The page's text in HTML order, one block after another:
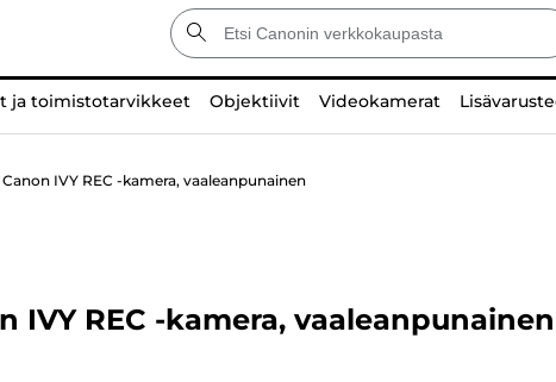
ja toimistotarvikkeet Objektiivit Videokamerat
IVY REC -kamera, vaaleanpunainen
REC -kamera, vaaleanpunainen